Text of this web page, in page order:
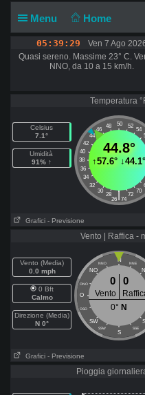
Menu Home
05:39:30
Ven 7 Ago
Quasi sereno. Massime 23° C.
NNO, da 10 a 15 km/h.
Temperatura
Celsius
7.1°
Umidità
91% ↑
50
48 52
46
54
44
42
40
38
36
34
32
30
70
28 72
|
26 74
44.8°
↑57.6° ↓44.1°
Grafici - Previsione
Vento | Raffica -
Vento (Media)
0.0 mph
0 Bft
Calmo
Direzione (Media)
N 0°
N
NNO NNE
NO
ONO
O
OSO
SW
SSW SSE
S
0 0
Vento
0° N
Grafici - Previsione
Pioggia